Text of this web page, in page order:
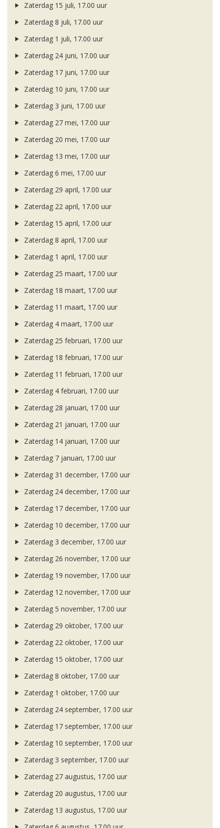
Zaterdag 15 juli, 17.00 uur
Zaterdag 8 juli, 17.00 uur
Zaterdag 1 juli, 17.00 uur
Zaterdag 24 juni, 17.00 uur
Zaterdag 17 juni, 17.00 uur
Zaterdag 10 juni, 17.00 uur
Zaterdag 3 juni, 17.00 uur
Zaterdag 27 mei, 17.00 uur
Zaterdag 20 mei, 17.00 uur
Zaterdag 13 mei, 17.00 uur
Zaterdag 6 mei, 17.00 uur
Zaterdag 29 april, 17.00 uur
Zaterdag 22 april, 17.00 uur
Zaterdag 15 april, 17.00 uur
Zaterdag 8 april, 17.00 uur
Zaterdag 1 april, 17.00 uur
Zaterdag 25 maart, 17.00 uur
Zaterdag 18 maart, 17.00 uur
Zaterdag 11 maart, 17.00 uur
Zaterdag 4 maart, 17.00 uur
Zaterdag 25 februari, 17.00 uur
Zaterdag 18 februari, 17.00 uur
Zaterdag 11 februari, 17.00 uur
Zaterdag 4 februari, 17.00 uur
Zaterdag 28 januari, 17.00 uur
Zaterdag 21 januari, 17.00 uur
Zaterdag 14 januari, 17.00 uur
Zaterdag 7 januari, 17.00 uur
Zaterdag 31 december, 17.00 uur
Zaterdag 24 december, 17.00 uur
Zaterdag 17 december, 17.00 uur
Zaterdag 10 december, 17.00 uur
Zaterdag 3 december, 17.00 uur
Zaterdag 26 november, 17.00 uur
Zaterdag 19 november, 17.00 uur
Zaterdag 12 november, 17.00 uur
Zaterdag 5 november, 17.00 uur
Zaterdag 29 oktober, 17.00 uur
Zaterdag 22 oktober, 17.00 uur
Zaterdag 15 oktober, 17.00 uur
Zaterdag 8 oktober, 17.00 uur
Zaterdag 1 oktober, 17.00 uur
Zaterdag 24 september, 17.00 uur
Zaterdag 17 september, 17.00 uur
Zaterdag 10 september, 17.00 uur
Zaterdag 3 september, 17.00 uur
Zaterdag 27 augustus, 17.00 uur
Zaterdag 20 augustus, 17.00 uur
Zaterdag 13 augustus, 17.00 uur